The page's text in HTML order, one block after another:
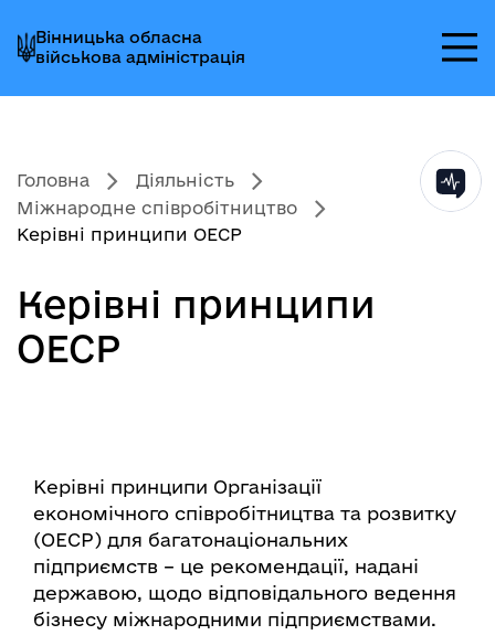
до
головного
меню
до
головного
вмісту
до
головного
колонтитула
Вінницька обласна
військова адміністрація
Головна
Діяльність
Міжнародне співробітництво
Керівні принципи ОЕСР
Керівні принципи
ОЕСР
Керівні принципи Організації
економічного співробітництва та розвитку
(ОЕСР) для багатонаціональних
підприємств – це рекомендації, надані
державою, щодо відповідального ведення
бізнесу міжнародними підприємствами.